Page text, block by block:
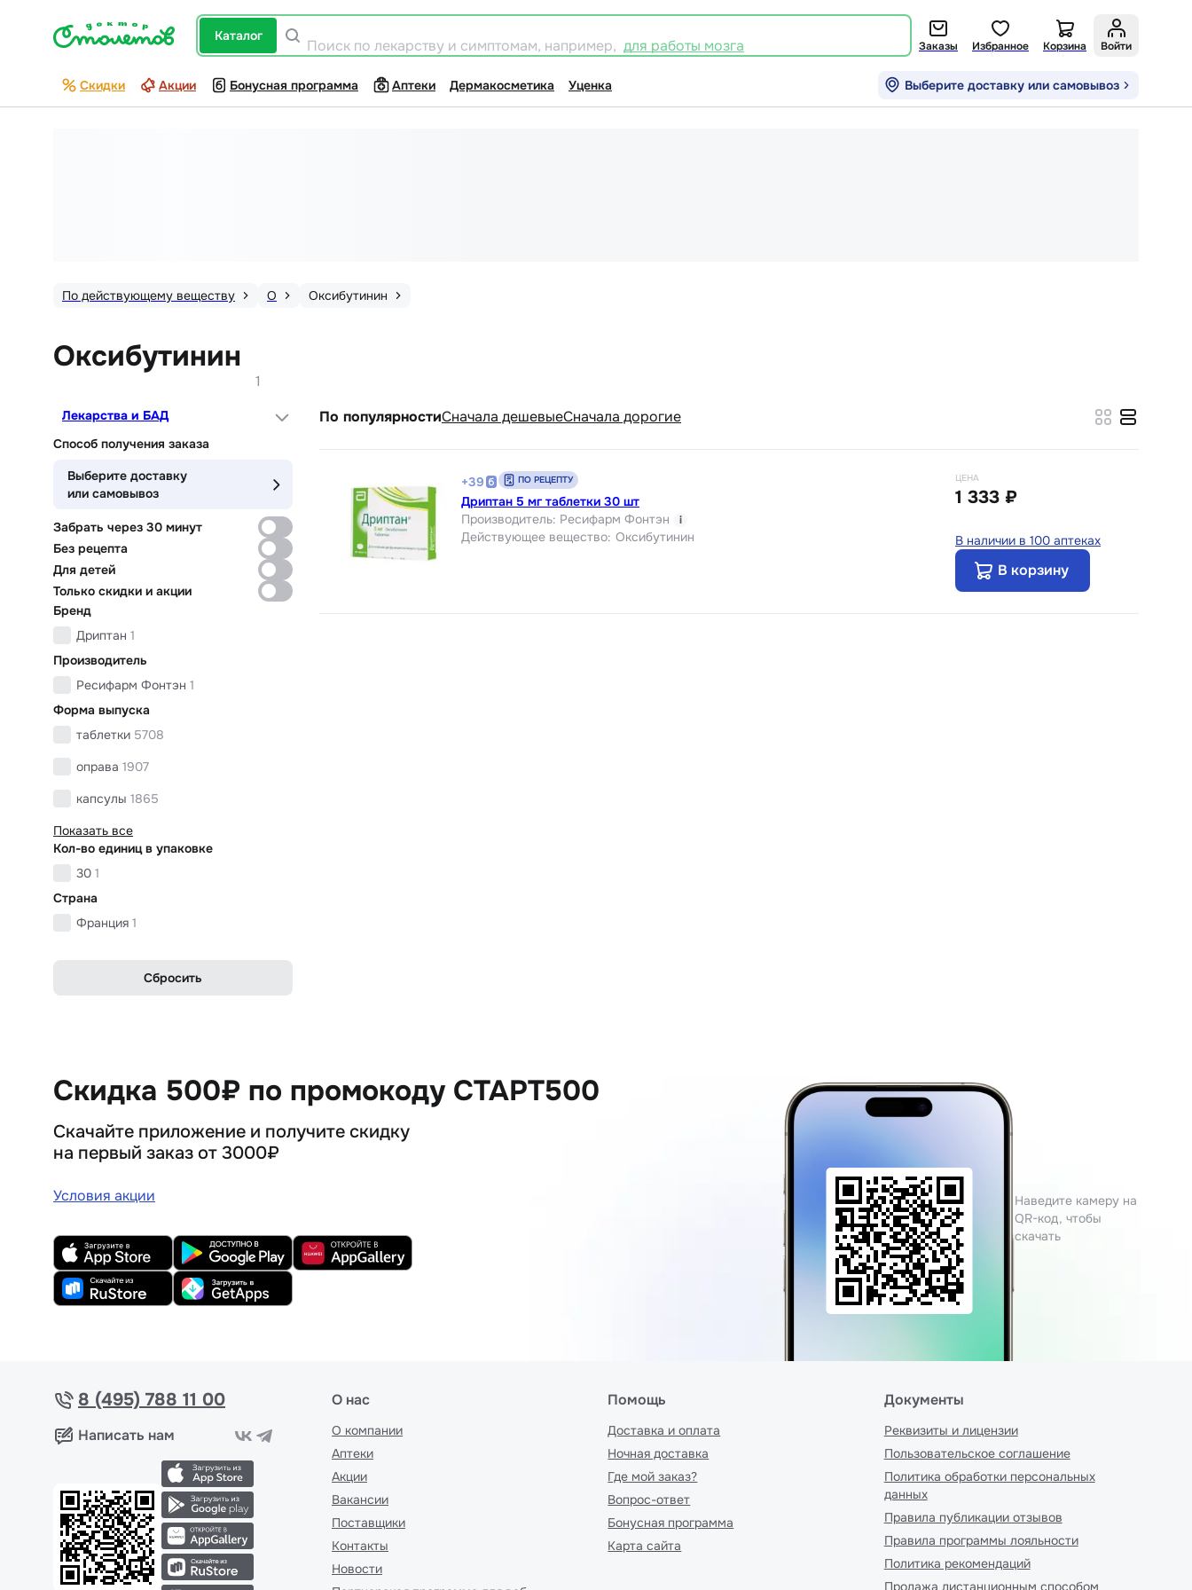
каталог
Поиск по лекарству и симптомам, например, для работы мозга Заказы Избранное Корзина Войти
Скидки Акции Бонусная программа Аптеки Дермакосметика Уценка Выберите доставку или самовывоз
По действующему веществу О Оксибутинин
Оксибутинин
1
Лекарства и БАД
Способ получения заказа
Выберите доставку
или самовывоз
Забрать через 30 минут
Без рецепта
Для детей
Только скидки и акции
Бренд
Дриптан 1
Производитель
Ресифарм Фонтэн 1
Форма выпуска
таблетки 5708
оправа 1907
капсулы 1865
Показать все
Кол-во единиц в упаковке
30 1
Страна
Франция 1
Сбросить
По популярностиCначала дешевыеCначала дорогие
+39 ПО РЕЦЕПТУ
Дриптан 5 мг таблетки 30 шт
Производитель: Ресифарм Фонтэн i
Действующее вещество: Оксибутинин
ЦЕНА
1 333 ₽
В наличии в 100 аптеках
В корзину
Скидка 500₽ по промокоду СТАРТ500
Скачайте приложение и получите скидку
на первый заказ от 3000₽
Условия акции
Наведите камеру на
QR-код, чтобы
скачать
8 (495) 788 11 00
Написать нам
О нас
О компании
Аптеки
Акции
Вакансии
Поставщики
Контакты
Новости
Помощь
Доставка и оплата
Ночная доставка
Где мой заказ?
Вопрос-ответ
Бонусная программа
Карта сайта
Документы
Реквизиты и лицензии
Пользовательское соглашение
Политика обработки персональных
данных
Правила публикации отзывов
Правила программы лояльности
Политика рекомендаций
Продажа дистанционным способом